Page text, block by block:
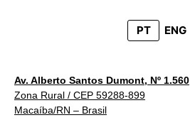
PT ENG
Av. Alberto Santos Dumont, Nº 1.560
Zona Rural / CEP 59288-899
Macaíba/RN – Brasil